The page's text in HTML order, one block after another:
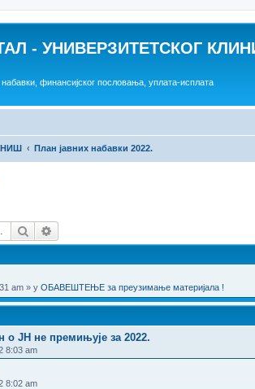
- УНИВЕРЗИТЕТСКОГ
набавки, финансијског пословања, уплата-исплата
НИШ План јавних набавки 2022.
Претрага
am » у ОБАВЕШТЕЊЕ за преузимање материјала !
о ЈН не премињује за 2022.
8:03 am
8:02 am